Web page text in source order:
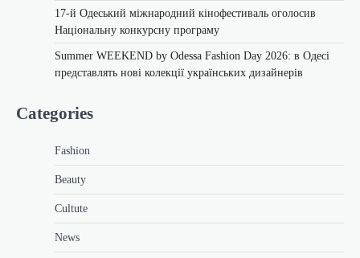
17-й Одеський міжнародний кінофестиваль оголосив
Національну конкурсну програму
Summer WEEKEND by Odessa Fashion Day 2026: в Одесі
представлять нові колекції українських дизайнерів
Categories
Fashion
Beauty
Cultute
News